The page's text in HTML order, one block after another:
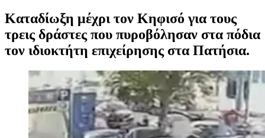
Καταδίωξη μέχρι τον Κηφισό για τους
τρεις δράστες που πυροβόλησαν στα πόδια
τον ιδιοκτήτη επιχείρησης στα Πατήσια.